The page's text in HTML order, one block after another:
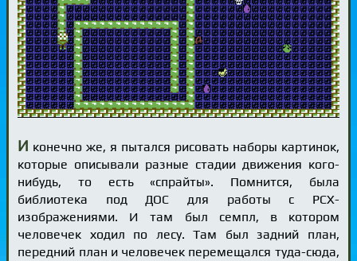
И конечно же, я пытался рисовать наборы картинок,
которые описывали разные стадии движения кого-
нибудь, то есть «спрайты». Помнится, была
библиотека под ДОС для работы с PCX-
изображениями. И там был семпл, в котором
человечек ходил по лесу. Там был задний план,
передний план и человечек перемещался туда-сюда,